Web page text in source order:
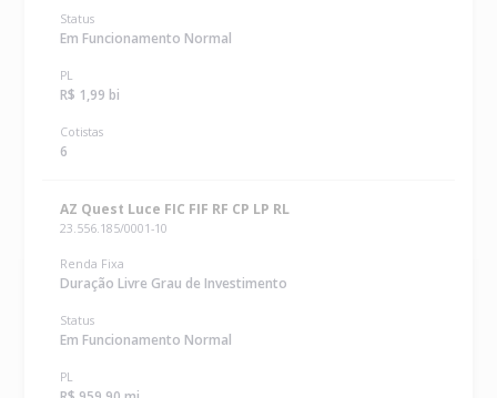
Status
Em Funcionamento Normal
PL
R$ 1,99 bi
Cotistas
6
AZ Quest Luce FIC FIF RF CP LP RL
23.556.185/0001-10
Renda Fixa
Duração Livre Grau de Investimento
Status
Em Funcionamento Normal
PL